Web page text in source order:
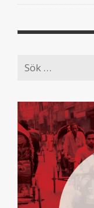
Search
for: